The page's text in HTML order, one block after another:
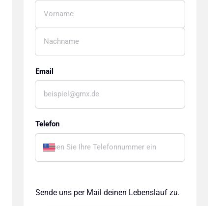
Email
Telefon
Sende uns per Mail deinen Lebenslauf zu.